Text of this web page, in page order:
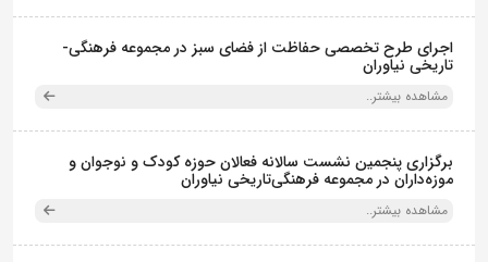
اجرای طرح تخصصی حفاظت از فضای سبز در مجموعه فرهنگی-
تاریخی نیاوران
مشاهده بیشتر..
برگزاری پنجمین نشست سالانه فعالان حوزه کودک و نوجوان و
موزه‌داران در مجموعه فرهنگی‌تاریخی نیاوران
مشاهده بیشتر..